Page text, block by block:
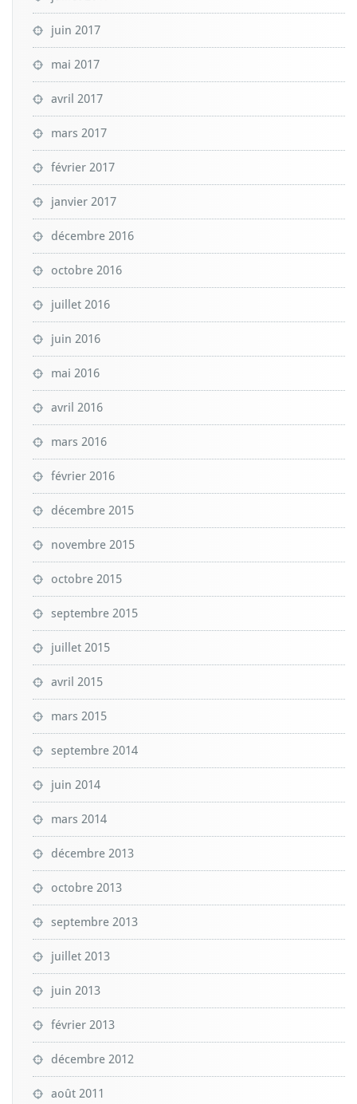
juin 2017
mai 2017
avril 2017
mars 2017
février 2017
janvier 2017
décembre 2016
octobre 2016
juillet 2016
juin 2016
mai 2016
avril 2016
mars 2016
février 2016
décembre 2015
novembre 2015
octobre 2015
septembre 2015
juillet 2015
avril 2015
mars 2015
septembre 2014
juin 2014
mars 2014
décembre 2013
octobre 2013
septembre 2013
juillet 2013
juin 2013
février 2013
décembre 2012
août 2011